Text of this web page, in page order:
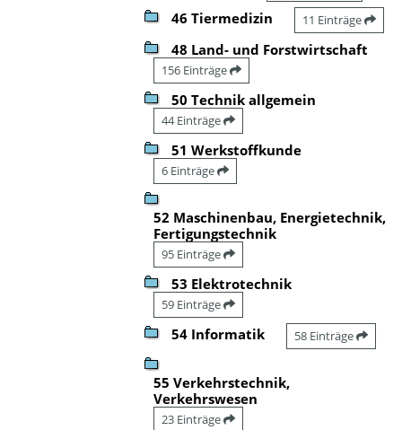
46 Tiermedizin 11 Einträge
48 Land- und Forstwirtschaft
156 Einträge
50 Technik allgemein
44 Einträge
51 Werkstoffkunde
6 Einträge
52 Maschinenbau, Energietechnik,
Fertigungstechnik
95 Einträge
53 Elektrotechnik
59 Einträge
54 Informatik 58 Einträge
55 Verkehrstechnik,
Verkehrswesen
23 Einträge